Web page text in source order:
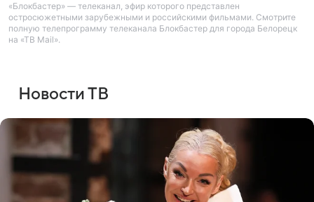
«Блокбастер» — телеканал, эфир которого представлен
остросюжетными зарубежными и российскими фильмами. Смотрите
полную телепрограмму телеканала Блокбастер для города Белорецк
на «ТВ Mail».
Новости ТВ